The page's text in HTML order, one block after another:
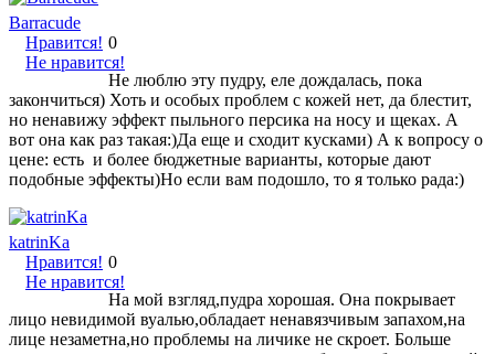
Barracude
Нравится!
Не нравится!
0
Не люблю эту пудру, еле дождалась, пока
закончиться) Хоть и особых проблем с кожей нет, да блестит,
но ненавижу эффект пыльного персика на носу и щеках. А
вот она как раз такая:)Да еще и сходит кусками) А к вопросу о
цене: есть и более бюджетные варианты, которые дают
подобные эффекты)Но если вам подошло, то я только рада:)
katrinKa
Нравится!
Не нравится!
0
На мой взгляд,пудра хорошая. Она покрывает
лицо невидимой вуалью,обладает ненавязчивым запахом,на
лице незаметна,но проблемы на личике не скроет. Больше